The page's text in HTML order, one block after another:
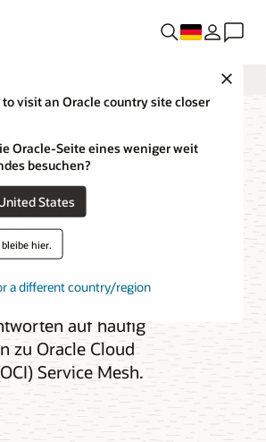
visit an Oracle country site closer
Oracle-Seite eines weniger weit
besuchen?
States
hier.
a different country/region
Mesh –
auf häufig
zu Oracle Cloud
Service Mesh.